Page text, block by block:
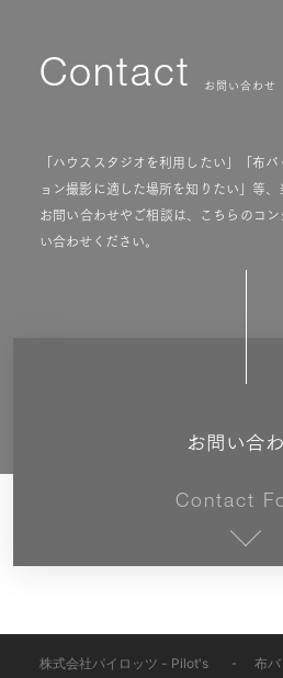
Contact お問い合わせ
「ハウススタジオを利用したい」「布
ョン撮影に適した場所を知りたい」等
お問い合わせやご相談は、こちらのコ
い合わせください。
お問い合
Contact
株式会社パイロッツ - Pilot's 布バ